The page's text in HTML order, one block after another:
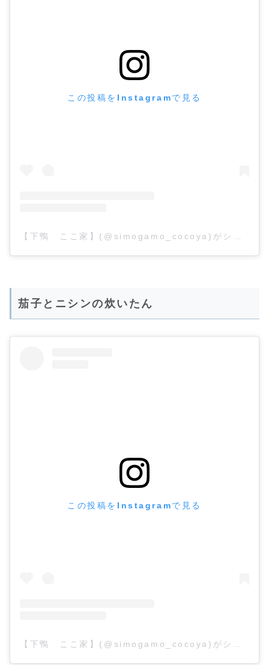
この投稿をInstagramで見る
茄子とニシンの炊いたん
この投稿をInstagramで見る